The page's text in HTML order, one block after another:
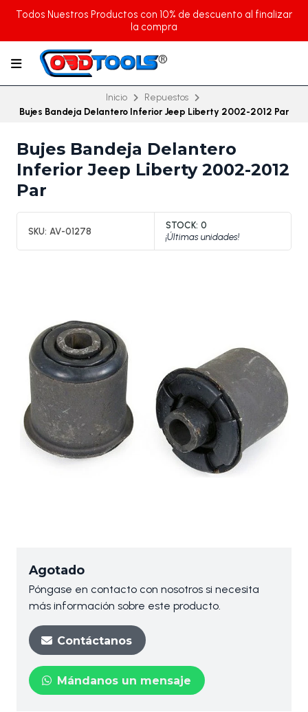
Todos Nuestros Productos con 10% de descuento al finalizar
la compra
Inicio
Repuestos
Bujes Bandeja Delantero Inferior Jeep Liberty 2002-2012 Par
Bujes Bandeja Delantero
Inferior Jeep Liberty 2002-2012
Par
SKU: AV-01278
STOCK: 0
¡Últimas unidades!
Agotado
Póngase en contacto con nosotros si necesita
más información sobre este producto.
Contáctanos
Mándanos un mensaje